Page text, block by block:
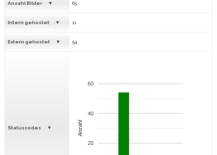
Anzahl Bilder 65
Intern gehostet 11
Extern gehostet 54
Statuscodes
20
40
60
Anzahl